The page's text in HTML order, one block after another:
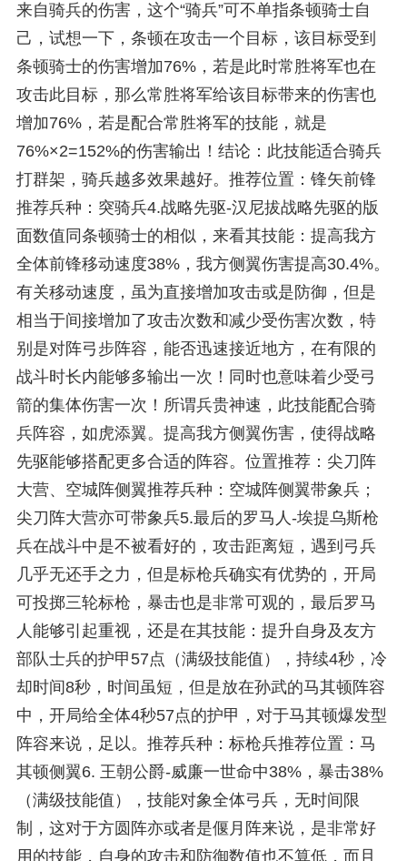
来自骑兵的伤害，这个“骑兵”可不单指条顿骑士自
己，试想一下，条顿在攻击一个目标，该目标受到
条顿骑士的伤害增加76%，若是此时常胜将军也在
攻击此目标，那么常胜将军给该目标带来的伤害也
增加76%，若是配合常胜将军的技能，就是
76%×2=152%的伤害输出！结论：此技能适合骑兵
打群架，骑兵越多效果越好。推荐位置：锋矢前锋
推荐兵种：突骑兵4.战略先驱-汉尼拔战略先驱的版
面数值同条顿骑士的相似，来看其技能：提高我方
全体前锋移动速度38%，我方侧翼伤害提高30.4%。
有关移动速度，虽为直接增加攻击或是防御，但是
相当于间接增加了攻击次数和减少受伤害次数，特
别是对阵弓步阵容，能否迅速接近地方，在有限的
战斗时长内能够多输出一次！同时也意味着少受弓
箭的集体伤害一次！所谓兵贵神速，此技能配合骑
兵阵容，如虎添翼。提高我方侧翼伤害，使得战略
先驱能够搭配更多合适的阵容。位置推荐：尖刀阵
大营、空城阵侧翼推荐兵种：空城阵侧翼带象兵；
尖刀阵大营亦可带象兵5.最后的罗马人-埃提乌斯枪
兵在战斗中是不被看好的，攻击距离短，遇到弓兵
几乎无还手之力，但是标枪兵确实有优势的，开局
可投掷三轮标枪，暴击也是非常可观的，最后罗马
人能够引起重视，还是在其技能：提升自身及友方
部队士兵的护甲57点（满级技能值），持续4秒，冷
却时间8秒，时间虽短，但是放在孙武的马其顿阵容
中，开局给全体4秒57点的护甲，对于马其顿爆发型
阵容来说，足以。推荐兵种：标枪兵推荐位置：马
其顿侧翼6. 王朝公爵-威廉一世命中38%，暴击38%
（满级技能值），技能对象全体弓兵，无时间限
制，这对于方圆阵亦或者是偃月阵来说，是非常好
用的技能，自身的攻击和防御数值也不算低，而且